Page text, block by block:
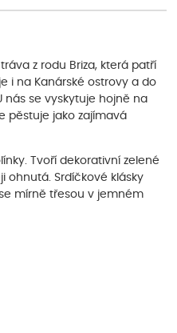
z rodu Briza, která patří
i na Kanárské ostrovy a do
nás se vyskytuje hojně na
pěstuje jako zajímavá
Tvoří dekorativní zelené
ohnutá. Srdíčkové klásky
mírně třesou v jemném